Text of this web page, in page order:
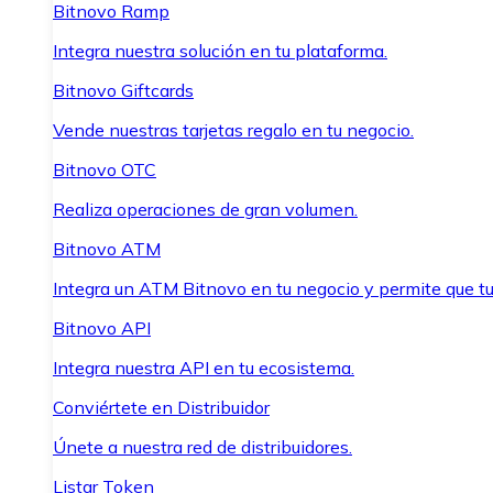
Bitnovo Ramp
Integra nuestra solución en tu plataforma.
Bitnovo Giftcards
Vende nuestras tarjetas regalo en tu negocio.
Bitnovo OTC
Realiza operaciones de gran volumen.
Bitnovo ATM
Integra un ATM Bitnovo en tu negocio y permite que
Bitnovo API
Integra nuestra API en tu ecosistema.
Conviértete en Distribuidor
Únete a nuestra red de distribuidores.
Listar Token